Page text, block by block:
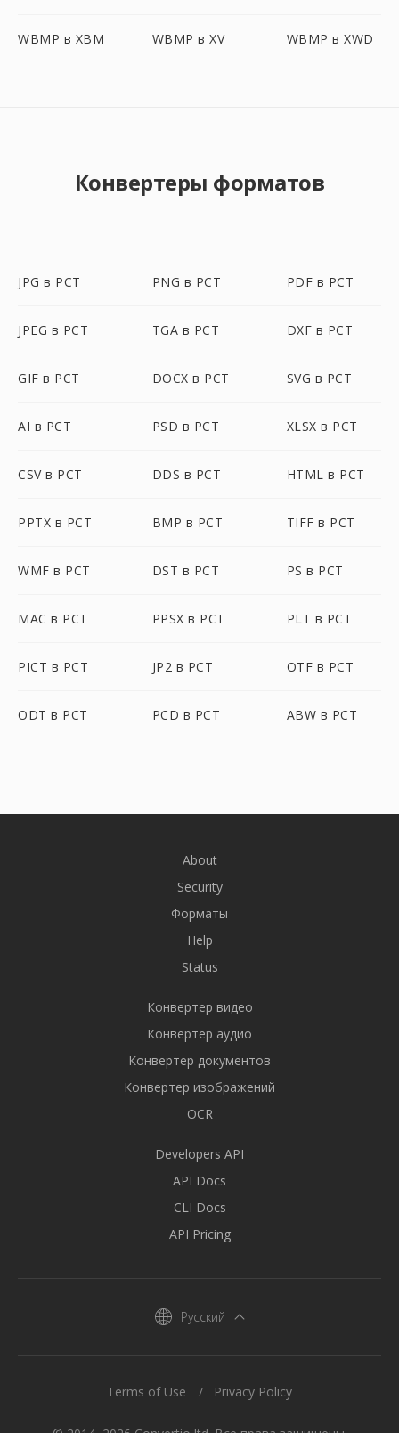
WBMP в XBM WBMP в XV WBMP в XWD
Конвертеры форматов
JPG в PCT PNG в PCT PDF в PCT
JPEG в PCT TGA в PCT DXF в PCT
GIF в PCT DOCX в PCT SVG в PCT
AI в PCT PSD в PCT XLSX в PCT
CSV в PCT DDS в PCT HTML в PCT
PPTX в PCT BMP в PCT TIFF в PCT
WMF в PCT DST в PCT PS в PCT
MAC в PCT PPSX в PCT PLT в PCT
PICT в PCT JP2 в PCT OTF в PCT
ODT в PCT PCD в PCT ABW в PCT
About
Security
Форматы
Help
Status
Конвертер видео
Конвертер аудио
Конвертер документов
Конвертер изображений
OCR
Developers API
API Docs
CLI Docs
API Pricing
Русский
Terms of Use Privacy Policy